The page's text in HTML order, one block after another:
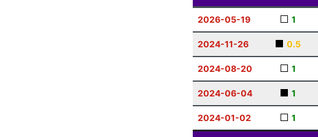
2026-05-19 1
2024-11-26 0.5
2024-08-20 1
2024-06-04 1
2024-01-02 1